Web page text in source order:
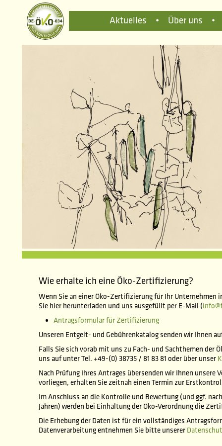
Aktuelles • Über uns •
Wie erhalte ich eine Öko-Zertifizierung?
Wenn Sie an einer Öko-Zertifizierung für Ihr
Sie hier herunterladen und uns ausgefüllt per E-Mail (
Antragsformular für Zertifizierung
Unseren Entgelt- und Gebührenkatalog senden wir Ihnen
Falls Sie sich vorab mit uns zu Fach- und Sachthemen
uns auf unter Tel. +49-(0) 38735 / 81 83 81 oder über unser
Nach Prüfung Ihres Antrages übersenden wir Ihnen
vorliegen, erhalten Sie zeitnah einen Termin zur
Im Anschluss an die Kontrolle und Bewertung (und ggf.
Jahren) werden bei Einhaltung der Öko-Verordnung die
Die Erhebung der Daten ist für ein vollständiges
Datenverarbeitung entnehmen Sie bitte unserer